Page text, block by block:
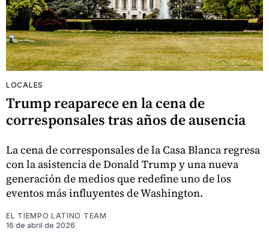
LOCALES
Trump reaparece en la cena de
corresponsales tras años de ausencia
La cena de corresponsales de la Casa Blanca regresa
con la asistencia de Donald Trump y una nueva
generación de medios que redefine uno de los
eventos más influyentes de Washington.
EL TIEMPO LATINO TEAM
16 de abril de 2026